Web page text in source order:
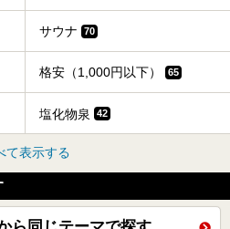
サウナ 70
格安（1,000円以下） 65
塩化物泉 42
て表示する